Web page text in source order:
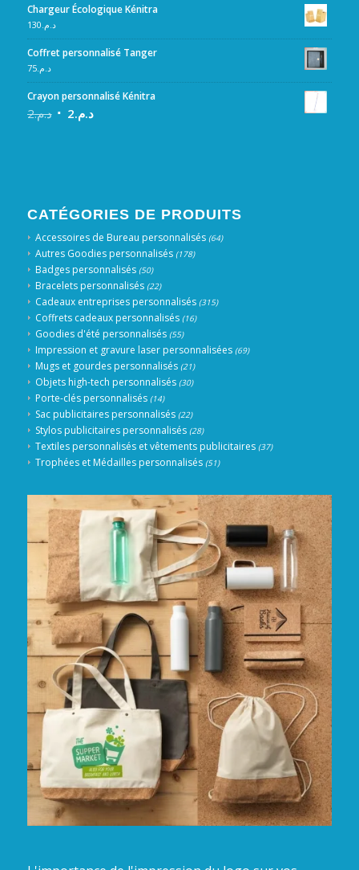
Chargeur Écologique Kénitra
د.م.130
Coffret personnalisé Tanger
د.م.75
Crayon personnalisé Kénitra
د.م.2 د.م.2
CATÉGORIES DE PRODUITS
Accessoires de Bureau personnalisés (64)
Autres Goodies personnalisés (178)
Badges personnalisés (50)
Bracelets personnalisés (22)
Cadeaux entreprises personnalisés (315)
Coffrets cadeaux personnalisés (16)
Goodies d'été personnalisés (55)
Impression et gravure laser personnalisées (69)
Mugs et gourdes personnalisés (21)
Objets high-tech personnalisés (30)
Porte-clés personnalisés (14)
Sac publicitaires personnalisés (22)
Stylos publicitaires personnalisés (28)
Textiles personnalisés et vêtements publicitaires (37)
Trophées et Médailles personnalisés (51)